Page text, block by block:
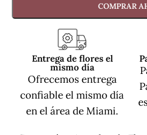
COMPRAR
Entrega de flores el
mismo día
Ofrecemos entrega
confiable el mismo día
en el área de Miami.